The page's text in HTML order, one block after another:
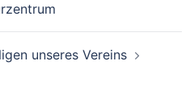
unseres Vereins